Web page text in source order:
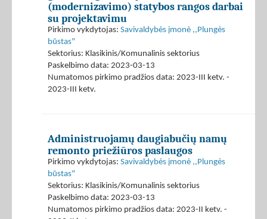
(modernizavimo) statybos rangos darbai
su projektavimu
Pirkimo vykdytojas: Savivaldybės įmonė ,,Plungės
būstas"
Sektorius: Klasikinis/Komunalinis sektorius
Paskelbimo data: 2023-03-13
Numatomos pirkimo pradžios data: 2023-III ketv. -
2023-III ketv.
Administruojamų daugiabučių namų
remonto priežiūros paslaugos
Pirkimo vykdytojas: Savivaldybės įmonė ,,Plungės
būstas"
Sektorius: Klasikinis/Komunalinis sektorius
Paskelbimo data: 2023-03-13
Numatomos pirkimo pradžios data: 2023-II ketv. -